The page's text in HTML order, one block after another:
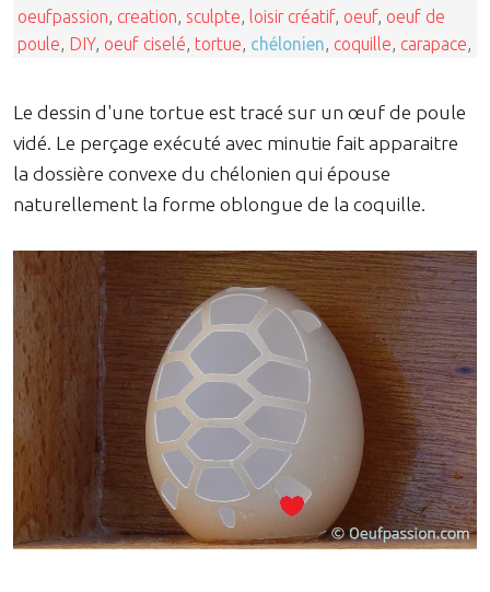
oeufpassion creation sculpte loisir créatif, oeuf, oeuf de
poule DIY, oeuf ciselé tortue chélonien coquille carapace
Le dessin d'une tortue est tracé sur un œuf de poule
vidé. Le perçage exécuté avec minutie fait apparaitre
la dossière convexe du chélonien qui épouse
naturellement la forme oblongue de la coquille.